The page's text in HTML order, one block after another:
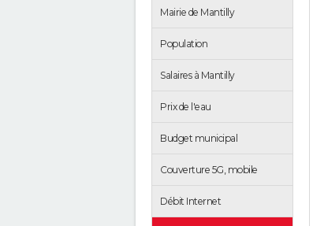
Mairie de Mantilly
Population
Salaires à Mantilly
Prix de l'eau
Budget municipal
Couverture 5G, mobile
Débit Internet